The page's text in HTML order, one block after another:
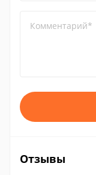
Комментарий*
Отзывы